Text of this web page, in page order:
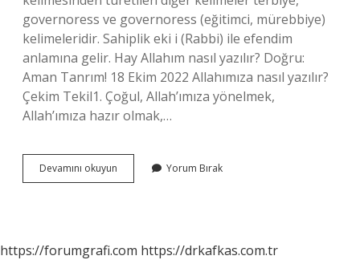
governoress ve governoress (eğitimci, mürebbiye)
kelimeleridir. Sahiplik eki i (Rabbi) ile efendim
anlamına gelir. Hay Allahım nasıl yazılır? Doğru:
Aman Tanrım! 18 Ekim 2022 Allahımıza nasıl yazılır?
Çekim Tekil1. Çoğul, Allah’ımıza yönelmek,
Allah’ımıza hazır olmak,…
Devamını okuyun Allahınıza
Nasıl
Yorum Bırak
https://forumgrafi.com https://drkafkas.com.tr